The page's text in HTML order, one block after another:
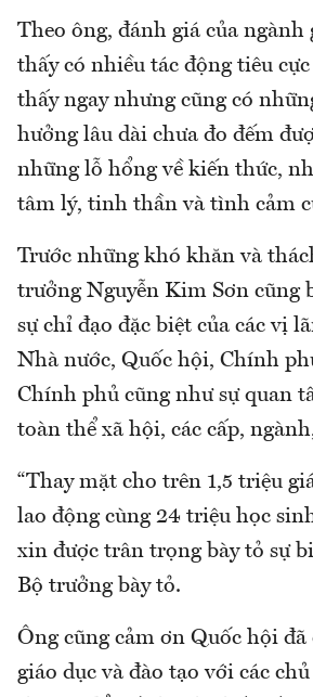
Theo ông, đánh giá của ngành
thấy có nhiều tác động tiêu
thấy ngay nhưng cũng có
hưởng lâu dài chưa đo đếm
những lỗ hổng về kiến thức,
tâm lý, tinh thần và tình cảm
Trước những khó khăn và
trưởng Nguyễn Kim Sơn cũng
sự chỉ đạo đặc biệt của các vị
Nhà nước, Quốc hội, Chính
Chính phủ cũng như sự quan
toàn thể xã hội, các cấp,
“Thay mặt cho trên 1,5 triệu
lao động cùng 24 triệu học
xin được trân trọng bày tỏ sự
Bộ trưởng bày tỏ.
Ông cũng cảm ơn Quốc hội
giáo dục và đào tạo với các